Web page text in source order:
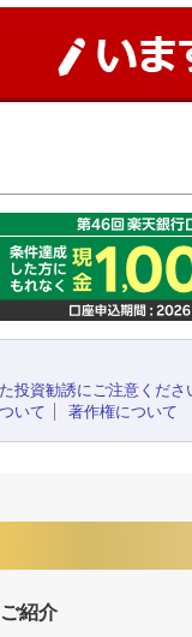
投資勧誘にご注意くださ
いて
著作権について
紹介